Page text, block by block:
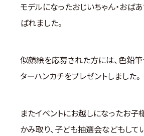
モデルになったおじいちゃん・おば
ばれました。
似顔絵を応募された方には、色鉛筆
ターハンカチをプレゼントしました。
またイベントにお越しになったお
かみ取り、子ども抽選会などもして